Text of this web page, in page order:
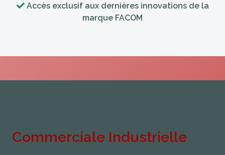
Accès exclusif aux dernières innovations de la
marque FACOM
Commerciale Industrielle